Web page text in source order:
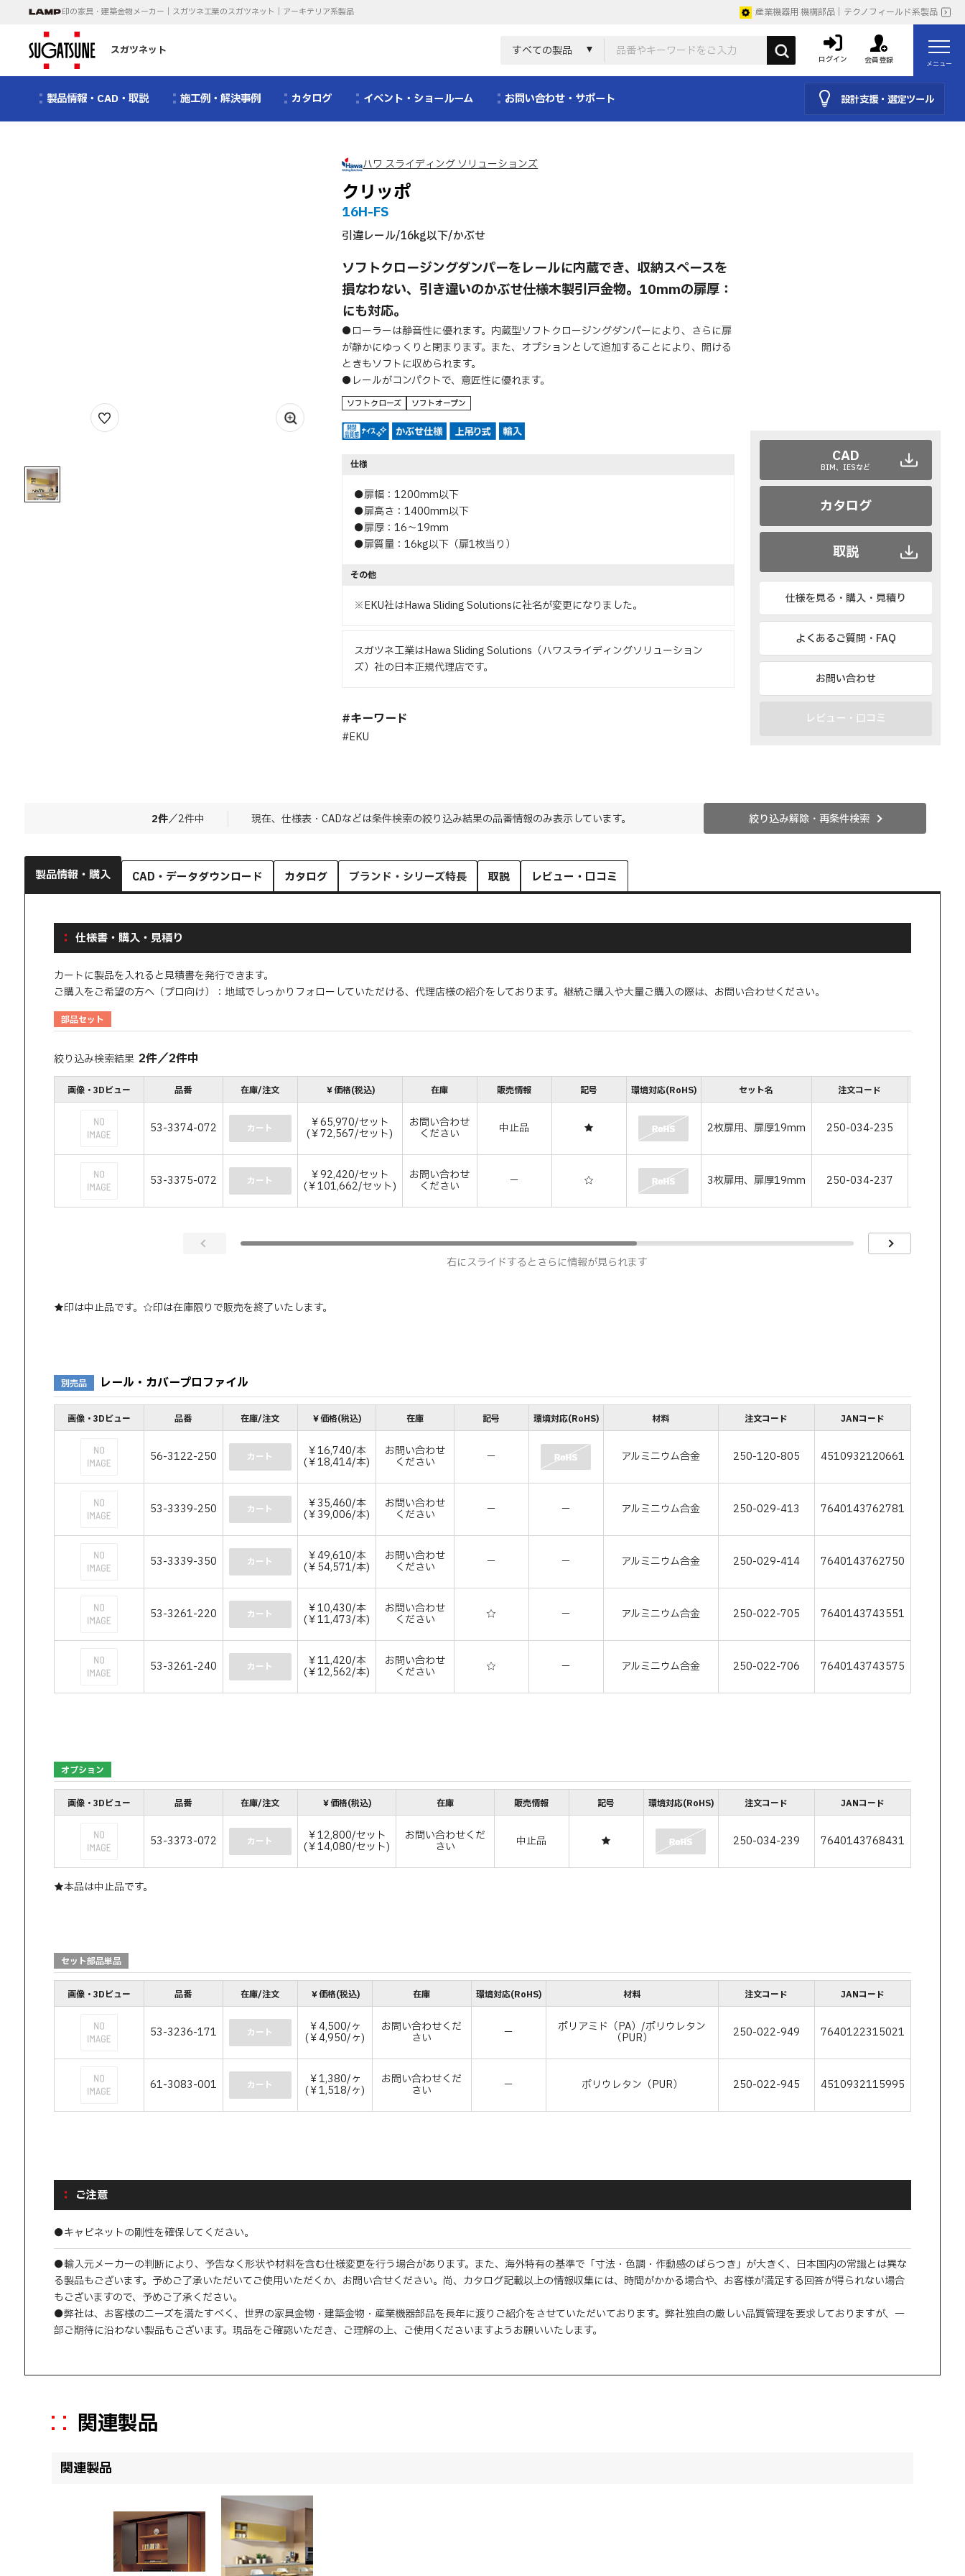
印の家具・建築金物メーカー｜スガツネ工業のスガツネット｜アーキテリア系製品 産業機器用 機構部品｜テクノフィールド系製品
スガツネット すべての製品
ログイン 会員登録 メニュー
製品情報・CAD・取説 施工例・解決事例 カタログ イベント・ショールーム お問い合わせ・サポート 設計支援・選定ツール
ハワ スライディング ソリューションズ
クリッポ
16H-FS
引違レール/16kg以下/かぶせ
ソフトクロージングダンパーをレールに内蔵でき、収納スペースを
損なわない、引き違いのかぶせ仕様木製引戸金物。10mmの扉厚：
にも対応。
●ローラーは静音性に優れます。内蔵型ソフトクロージングダンパーにより、さらに扉
が静かにゆっくりと閉まります。また、オプションとして追加することにより、開ける
ときもソフトに収められます。
●レールがコンパクトで、意匠性に優れます。
ソフトクローズ ソフトオープン
仕様
●扉幅：1200mm以下
●扉高さ：1400mm以下
●扉厚：16～19mm
●扉質量：16kg以下（扉1枚当り）
その他
※EKU社はHawa Sliding Solutionsに社名が変更になりました。
スガツネ工業はHawa Sliding Solutions（ハワスライディングソリューション
ズ）社の日本正規代理店です。
#キーワード
#EKU
CAD
BIM、IESなど
カタログ
取説
仕様を見る・購入・見積り
よくあるご質問・FAQ
お問い合わせ
レビュー・口コミ
2件／2件中 現在、仕様表・CADなどは条件検索の絞り込み結果の品番情報のみ表示しています。 絞り込み解除・再条件検索
製品情報・購入 CAD・データダウンロード カタログ ブランド・シリーズ特長 取説 レビュー・口コミ
仕様書・購入・見積り
カートに製品を入れると見積書を発行できます。
ご購入をご希望の方へ（プロ向け）：地域でしっかりフォローしていただける、代理店様の紹介をしております。継続ご購入や大量ご購入の際は、お問い合わせください。
部品セット
絞り込み検索結果 2件／2件中
画像・3Dビュー 品番 在庫/注文 ￥価格(税込) 在庫 販売情報 記号 環境対応(RoHS) セット名 注文コード
53-3374-072 カート ￥65,970/セット
(￥72,567/セット)
お問い合わせ
ください 中止品 ★ 2枚扉用、扉厚19mm 250-034-235
53-3375-072 カート ￥92,420/セット
(￥101,662/セット)
お問い合わせ
ください － ☆ 3枚扉用、扉厚19mm 250-034-237
右にスライドするとさらに情報が見られます
★印は中止品です。☆印は在庫限りで販売を終了いたします。
別売品 レール・カバープロファイル
画像・3Dビュー 品番 在庫/注文 ￥価格(税込) 在庫 記号 環境対応(RoHS) 材料 注文コード JANコード
56-3122-250 カート ￥16,740/本
(￥18,414/本)
お問い合わせ
ください － アルミニウム合金 250-120-805 4510932120661
53-3339-250 カート ￥35,460/本
(￥39,006/本)
お問い合わせ
ください － － アルミニウム合金 250-029-413 7640143762781
53-3339-350 カート ￥49,610/本
(￥54,571/本)
お問い合わせ
ください － － アルミニウム合金 250-029-414 7640143762750
53-3261-220 カート ￥10,430/本
(￥11,473/本)
お問い合わせ
ください ☆ － アルミニウム合金 250-022-705 7640143743551
53-3261-240 カート ￥11,420/本
(￥12,562/本)
お問い合わせ
ください ☆ － アルミニウム合金 250-022-706 7640143743575
オプション
画像・3Dビュー 品番 在庫/注文 ￥価格(税込) 在庫 販売情報 記号 環境対応(RoHS) 注文コード JANコード
53-3373-072 カート ￥12,800/セット
(￥14,080/セット)
お問い合わせくだ
さい 中止品 ★ 250-034-239 7640143768431
★本品は中止品です。
セット部品単品
画像・3Dビュー 品番 在庫/注文 ￥価格(税込) 在庫 環境対応(RoHS) 材料 注文コード JANコード
53-3236-171 カート ￥4,500/ヶ
(￥4,950/ヶ)
お問い合わせくだ
さい － ポリアミド（PA）/ポリウレタン
（PUR） 250-022-949 7640122315021
61-3083-001 カート ￥1,380/ヶ
(￥1,518/ヶ)
お問い合わせくだ
さい － ポリウレタン（PUR） 250-022-945 4510932115995
ご注意
●キャビネットの剛性を確保してください。
●輸入元メーカーの判断により、予告なく形状や材料を含む仕様変更を行う場合があります。また、海外特有の基準で「寸法・色調・作動感のばらつき」が大きく、日本国内の常識とは異な
る製品もございます。予めご了承いただいてご使用いただくか、お問い合せください。尚、カタログ記載以上の情報収集には、時間がかかる場合や、お客様が満足する回答が得られない場合
もございますので、予めご了承ください。
●弊社は、お客様のニーズを満たすべく、世界の家具金物・建築金物・産業機器部品を長年に渡りご紹介をさせていただいております。弊社独自の厳しい品質管理を要求しておりますが、一
部ご期待に沿わない製品もございます。現品をご確認いただき、ご理解の上、ご使用くださいますようお願いいたします。
関連製品
関連製品